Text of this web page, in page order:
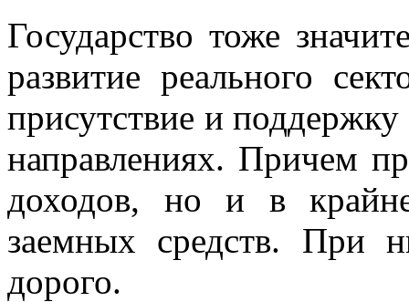
Государство тоже
развитие реального
присутствие и
направлениях. Причем
доходов, но и в
заемных средств. При
дорого.